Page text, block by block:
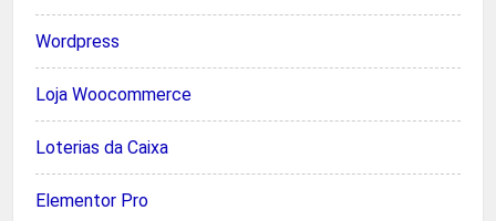
Wordpress
Loja Woocommerce
Loterias da Caixa
Elementor Pro